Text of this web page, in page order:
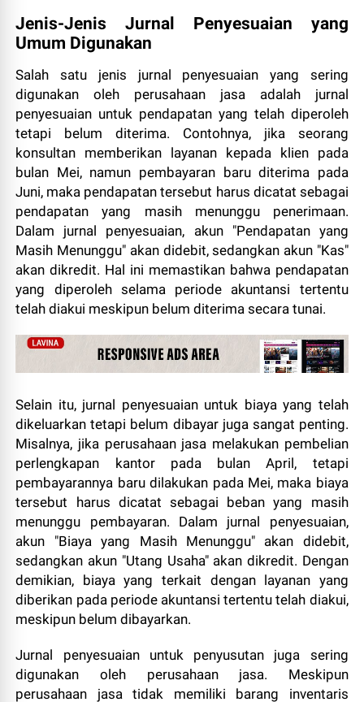
Jenis-Jenis Jurnal Penyesuaian yang
Umum Digunakan
Salah satu jenis jurnal penyesuaian yang sering
digunakan oleh perusahaan jasa adalah jurnal
penyesuaian untuk pendapatan yang telah diperoleh
tetapi belum diterima. Contohnya, jika seorang
konsultan memberikan layanan kepada klien pada
bulan Mei, namun pembayaran baru diterima pada
Juni, maka pendapatan tersebut harus dicatat sebagai
pendapatan yang masih menunggu penerimaan.
Dalam jurnal penyesuaian, akun "Pendapatan yang
Masih Menunggu" akan didebit, sedangkan akun "Kas"
akan dikredit. Hal ini memastikan bahwa pendapatan
yang diperoleh selama periode akuntansi tertentu
telah diakui meskipun belum diterima secara tunai.
Selain itu, jurnal penyesuaian untuk biaya yang telah
dikeluarkan tetapi belum dibayar juga sangat penting.
Misalnya, jika perusahaan jasa melakukan pembelian
perlengkapan kantor pada bulan April, tetapi
pembayarannya baru dilakukan pada Mei, maka biaya
tersebut harus dicatat sebagai beban yang masih
menunggu pembayaran. Dalam jurnal penyesuaian,
akun "Biaya yang Masih Menunggu" akan didebit,
sedangkan akun "Utang Usaha" akan dikredit. Dengan
demikian, biaya yang terkait dengan layanan yang
diberikan pada periode akuntansi tertentu telah diakui,
meskipun belum dibayarkan.
Jurnal penyesuaian untuk penyusutan juga sering
digunakan oleh perusahaan jasa. Meskipun
perusahaan jasa tidak memiliki barang inventaris